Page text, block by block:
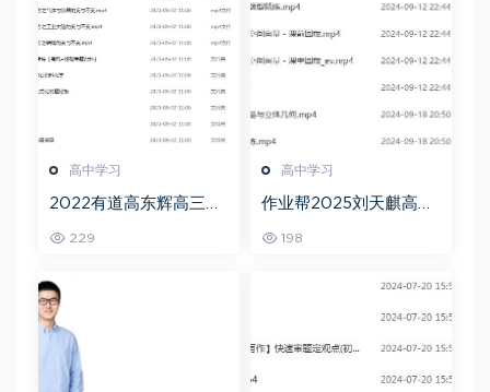
高中学习
2022有道高东辉高三化
频教程+讲义+点睛班
229
高中学习
作业帮2025刘天麒高二
198